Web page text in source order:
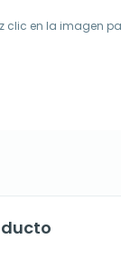
clic en la imagen